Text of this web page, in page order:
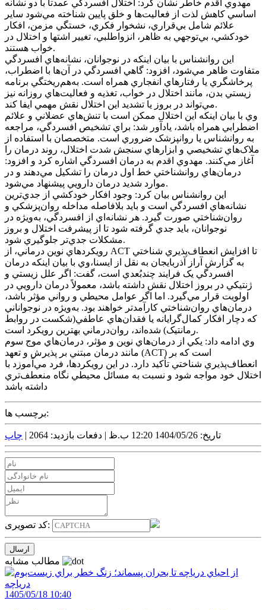
مهدوي اقدم خاطر نشان کرد: اختلال افسردگي عمدتاً با دو نشانه
اساسي کاهش لذت از فعاليت‌ها و خلق پايين شناخته مي‌شود ساير
علائم شامل بي‌قراري، نشخوار فکري، خستگي مزمن، افکار
خودکشي، بي‌توجهي به ظاهر، انزواطلبي، تغيير اشتها و اختلال در
خواب هستند.
اين روانشناس با بيان اينکه در نوجوانان، نشانه‌هاي افسردگي
متفاوت ظاهر مي‌شود، افزود: گاهي افسردگي در آن‌ها با اضطراب،
پرخاشگري يا رفتارهاي انفجاري همراه است. به‌هم‌ريختگي برنامه
زيستي بدن، مانند اختلال در خواب، تغذيه و فعاليت‌هاي روزانه نيز
مي‌تواند در بروز يا تشديد اين اختلال نقش مهمي ايفا کند.
وي با بيان اينکه اين اختلال ممکن است با تنش‌هاي عضلاني و علائم
اضطرابي همراه باشد، يادآور شد: براي تشخيص افسردگي، مراجعه
به روانشناس يا روانپزشک ضروري است. متخصصان با استفاده از
ملاک‌هاي تشخيصي و ابزارهاي سنجش شدت اختلال، روند درمان را
آغاز مي‌کنند. مهدوي اقدم به درمان افسردگي اشاره کرد و افزود:
درمان‌هاي روانشناختي خط اول درمان را تشکيل مي‌دهند و در
موارد شديد درمان دارويي پيشنهاد مي‌شود.
اين روانشناس بيان کرد: وجود افکار خودکشي از جدي‌ترين
نشانه‌هاي افسردگي است و بايد بلافاصله مداخله روان‌پزشکي و
روان‌شناختي صورت گيرد. هر نشانه‌اي از افسردگي، به‌ويژه در
نوجوانان، بايد جدي گرفته شود تا از پيشرفت اختلال و بروز
مشکلات جدي‌تر جلوگيري شود.
رويکردهاي نوين درماني، از ACT تا افزايش انعطاف‌پذيري شناختي
به گزارش آراز آذربايجان به نقل از ايسنا،وي با بيان اينکه درمان
افسردگي يک فرايند چندبُعدي است، گفت: اگر علل زيستي و
ژنتيکي در بروز اختلال نقش داشته باشد، معمولاً درمان دارويي در
اولويت قرار مي‌گيرد. اما اگر عوامل محيطي و رواني مؤثر باشد،
درمان‌هاي روان‌شناختي کارآمدتر خواهند بود. به‌ويژه در نوجواناني
که دچار افکار کمال‌گرايانه يا فقدان‌هاي عاطفي(شکست در روابط
رمانتيک) شده‌اند، روان‌درماني بهترين رويکرد است.
وي ادامه داد: يکي از درمان‌هاي نوين و مؤثر، درمان‌هاي موج سوم
مانند درمان مبتني بر پذيرش و تعهد (ACT) است که بر
انعطاف‌پذيري شناختي تأکيد دارد. در اين رويکردها، فرد مي‌آموزد با
اختلال خود مواجه شود و نسبت به مسائل محيطي نگاه منعطف‌تري
داشته باشد
برچسب ها:
تاریخ: 1404/05/26 12:20 ب.ظ | دفعات بازدید: 2064 | چاپ
کد تصویری:
1405/05/18 10:40